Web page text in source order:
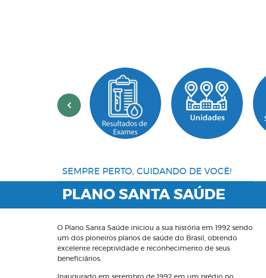
SEMPRE PERTO, CUIDANDO DE VOCÊ!
O Plano Santa Saúde iniciou a sua história em 1992 sendo
um dos pioneiros planos de saúde do Brasil, obtendo